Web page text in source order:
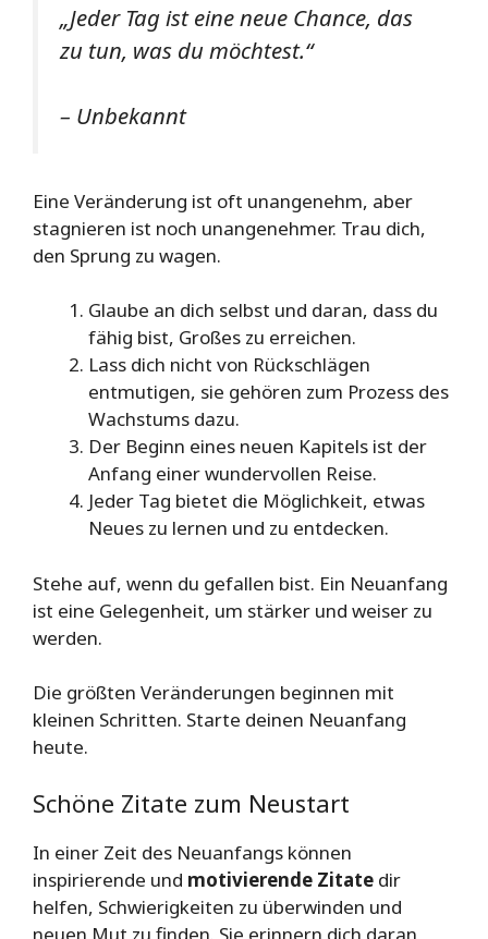
„Jeder Tag ist eine neue Chance, das
zu tun, was du möchtest.“
– Unbekannt
Eine Veränderung ist oft unangenehm, aber
stagnieren ist noch unangenehmer. Trau dich,
den Sprung zu wagen.
Glaube an dich selbst und daran, dass du
fähig bist, Großes zu erreichen.
Lass dich nicht von Rückschlägen
entmutigen, sie gehören zum Prozess des
Wachstums dazu.
Der Beginn eines neuen Kapitels ist der
Anfang einer wundervollen Reise.
Jeder Tag bietet die Möglichkeit, etwas
Neues zu lernen und zu entdecken.
Stehe auf, wenn du gefallen bist. Ein Neuanfang
ist eine Gelegenheit, um stärker und weiser zu
werden.
Die größten Veränderungen beginnen mit
kleinen Schritten. Starte deinen Neuanfang
heute.
Schöne Zitate zum Neustart
In einer Zeit des Neuanfangs können
inspirierende und motivierende Zitate dir
helfen, Schwierigkeiten zu überwinden und